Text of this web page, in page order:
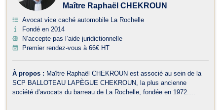
Maître Raphaël CHEKROUN
Avocat vice caché automobile La Rochelle
Fondé en 2014
N’accepte pas l’aide juridictionnelle
Premier rendez-vous à 66€ HT
À propos : Maître Raphaël CHEKROUN est associé au sein de la
SCP BALLOTEAU LAPÈGUE CHEKROUN, la plus ancienne
société d’avocats du barreau de La Rochelle, fondée en 1972.